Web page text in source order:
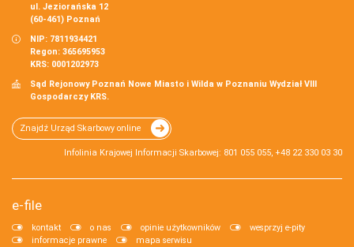
ul. Jeziorańska 12
(60-461) Poznań
NIP: 7811934421
Regon: 365695953
KRS: 0001202973
Sąd Rejonowy Poznań Nowe Miasto i Wilda w Poznaniu Wydział VIII
Gospodarczy KRS.
Znajdź Urząd Skarbowy online
Infolinia Krajowej Informacji Skarbowej: 801 055 055, +48 22 330 03 30
e-file
kontakt o nas opinie użytkowników
wesprzyj e-pity
informacje prawne
mapa serwisu